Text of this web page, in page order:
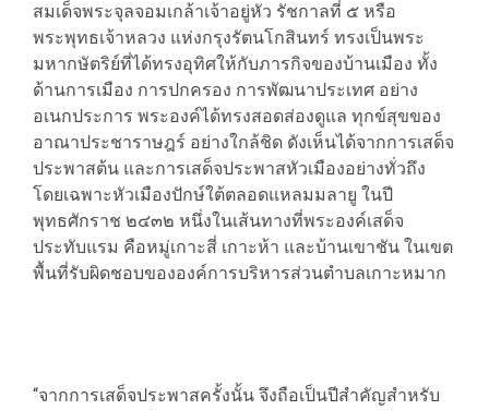
สมเด็จพระจุลจอมเกล้าเจ้าอยู่หัว รัชกาลที่ ๕ หรือ
พระพุทธเจ้าหลวง แห่งกรุงรัตนโกสินทร์ ทรงเป็นพระ
มหากษัตริย์ที่ได้ทรงอุทิศให้กับภารกิจของบ้านเมือง ทั้ง
ด้านการเมือง การปกครอง การพัฒนาประเทศ อย่าง
อเนกประการ พระองค์ได้ทรงสอดส่องดูแล ทุกข์สุขของ
อาณาประชาราษฎร์ อย่างใกล้ชิด ดังเห็นได้จากการเสด็จ
ประพาสต้น และการเสด็จประพาสหัวเมืองอย่างทั่วถึง
โดยเฉพาะหัวเมืองปักษ์ใต้ตลอดแหลมมลายู ในปี
พุทธศักราช ๒๔๓๒ หนึ่งในเส้นทางที่พระองค์เสด็จ
ประทับแรม คือหมู่เกาะสี่ เกาะห้า และบ้านเขาชัน ในเขต
พื้นที่รับผิดชอบขององค์การบริหารส่วนตำบลเกาะหมาก
“จากการเสด็จประพาสครั้งนั้น จึงถือเป็นปีสำคัญสำหรับ